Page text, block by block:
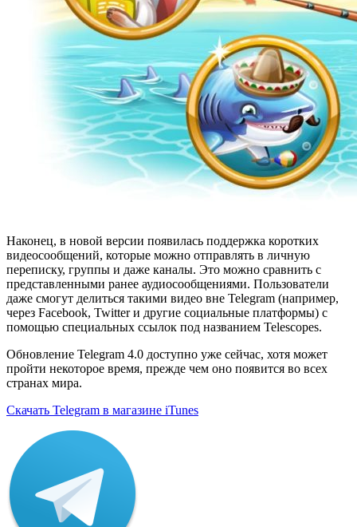
Наконец, в новой версии появилась поддержка коротких
видеосообщений, которые можно отправлять в личную
переписку, группы и даже каналы. Это можно сравнить с
представленными ранее аудиосообщениями. Пользователи
даже смогут делиться такими видео вне Telegram (например,
через Facebook, Twitter и другие социальные платформы) с
помощью специальных ссылок под названием Telescopes.
Обновление Telegram 4.0 доступно уже сейчас, хотя может
пройти некоторое время, прежде чем оно появится во всех
странах мира.
Скачать Telegram в магазине iTunes